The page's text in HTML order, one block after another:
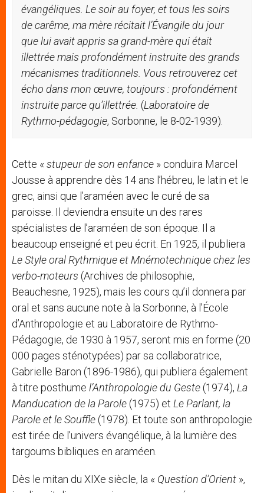
évangéliques. Le soir au foyer, et tous les soirs
de carême, ma mère récitait l’Évangile du jour
que lui avait appris sa grand-mère qui était
illettrée mais profondément instruite des grands
mécanismes traditionnels. Vous retrouverez cet
écho dans mon œuvre, toujours : profondément
instruite parce qu’illettrée. (Laboratoire de
Rythmo-pédagogie, Sorbonne, le 8-02-1939).
Cette « stupeur de son enfance » conduira Marcel
Jousse à apprendre dès 14 ans l’hébreu, le latin et le
grec, ainsi que l’araméen avec le curé de sa
paroisse. Il deviendra ensuite un des rares
spécialistes de l’araméen de son époque. Il a
beaucoup enseigné et peu écrit. En 1925, il publiera
Le Style oral Rythmique et Mnémotechnique chez les
verbo-moteurs (Archives de philosophie,
Beauchesne, 1925), mais les cours qu’il donnera par
oral et sans aucune note à la Sorbonne, à l’École
d’Anthropologie et au Laboratoire de Rythmo-
Pédagogie, de 1930 à 1957, seront mis en forme (20
000 pages sténotypées) par sa collaboratrice,
Gabrielle Baron (1896-1986), qui publiera également
à titre posthume l’Anthropologie du Geste (1974), La
Manducation de la Parole (1975) et Le Parlant, la
Parole et le Souffle (1978). Et toute son anthropologie
est tirée de l’univers évangélique, à la lumière des
targoums bibliques en araméen.
Dès le mitan du XIXe siècle, la « Question d’Orient »,